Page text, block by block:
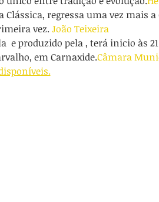
regressa uma vez mais a
vez. João Teixeira
e produzido pela , terá inicio às
em Carnaxide.Câmara